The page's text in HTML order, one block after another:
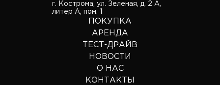
г. Кострома, ул. Зеленая, д. 2 А,
литер А, пом. 1
ПОКУПКА
АРЕНДА
ТЕСТ-ДРАЙВ
НОВОСТИ
О НАС
КОНТАКТЫ